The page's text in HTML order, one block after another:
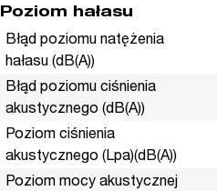
Poziom hałasu
Błąd poziomu natężenia
hałasu (dB(A))
Błąd poziomu ciśnienia
akustycznego (dB(A))
Poziom ciśnienia
akustycznego (Lpa)(dB(A))
Poziom mocy akustycznej